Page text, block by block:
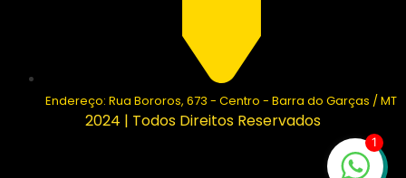
Endereço: Rua Bororos, 673 - Centro - Barra do Garças / MT
2024 | Todos Direitos Reservados
1